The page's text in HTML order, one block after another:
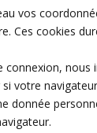
vos
Ces cookies
connexion, nous
votre
donnée